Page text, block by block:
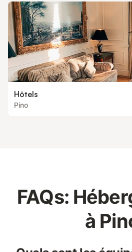
Hôtels
Pino
FAQs:
à